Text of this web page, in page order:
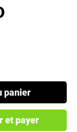
Prix
panier
et payer